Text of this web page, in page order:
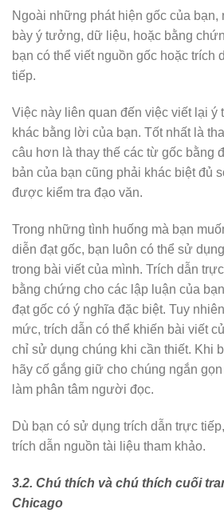
Ngoài những phát hiện gốc của bạn,
bày ý tưởng, dữ liệu, hoặc bằng
bạn có thể viếtnguồn gốc hoặc trích
tiếp.
Việc này liên quan đến việc viết lại
khác bằng lời của bạn. Tốt nhất là
câu hơn là thay thế các từ gốc bằng
bản của bạn cũng phải khác biệt đủ
được kiểm tra đạo văn.
Trong những tình huống mà bạn
diễn đạt gốc, bạn luôn có thể sử
trong bài viết của mình. Trích dẫn
bằng chứng cho các lập luận của
đạt gốc có ý nghĩa đặc biệt. Tuy
mức, trích dẫn có thể khiến bài viết
chỉ sử dụng chúng khi cần thiết. Khi
hãy cố gắng giữ cho chúng ngắn
làm phân tâm người đọc.
Dù bạn có sử dụng trích dẫn trực
trích dẫn nguồn tài liệu tham khảo.
3.2. Chú thích và chú thích cuối
Chicago